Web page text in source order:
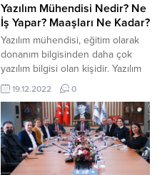
Yazılım Mühendisi Nedir? Ne
İş Yapar? Maaşları Ne Kadar?
Yazılım mühendisi, eğitim olarak
donanım bilgisinden daha çok
yazılım bilgisi olan kişidir. Yazılım
Mühendisi Ne İş Yapar?
Geliştirilecek yazılım hakkında
kullanıcı ihtiyaçlarını analiz edip
çözüm bulur. Yazılım konusunda
gelişmeleri takip edip
uygulayabilir. Yazılım geliştirme
sürecinde daha etkin çalışma,
19.12.2022 0